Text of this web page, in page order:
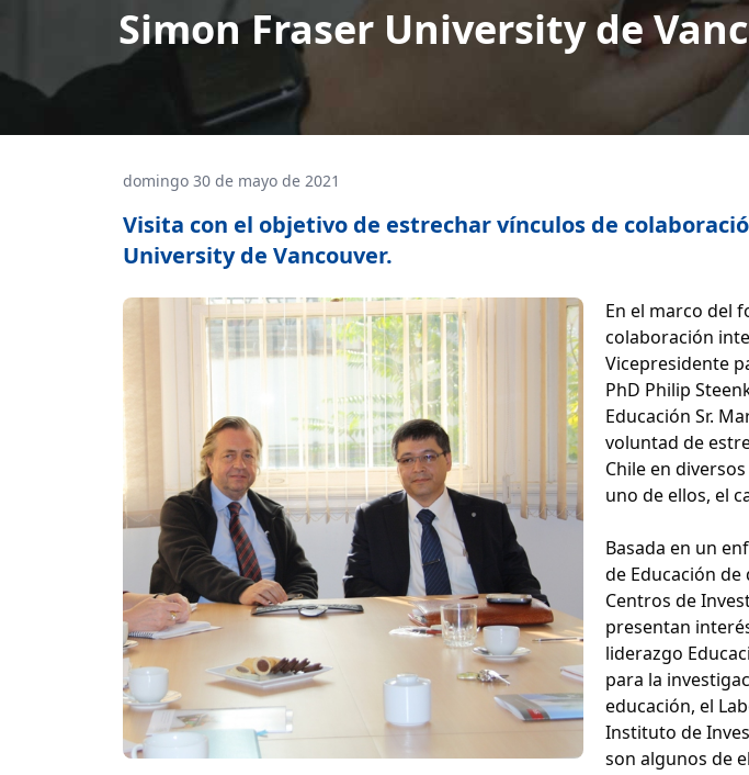
Simon Fraser University de
domingo 30 de mayo de 2021
Visita con el objetivo de estrechar vínculos de
University de Vancouver.
En el marco del
colaboración
Vicepresidente
PhD Philip
Educación Sr.
voluntad de
Chile en
uno de ellos, el
Basada en un
de Educación
Centros de
presentan
liderazgo
para la
educación, el
Instituto de
son algunos de